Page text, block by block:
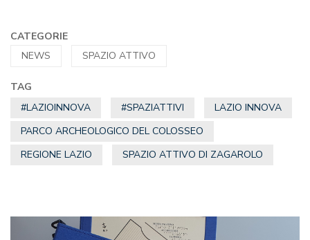
CATEGORIE
NEWS
SPAZIO ATTIVO
TAG
#LAZIOINNOVA
#SPAZIATTIVI
LAZIO INNOVA
PARCO ARCHEOLOGICO DEL COLOSSEO
REGIONE LAZIO
SPAZIO ATTIVO DI ZAGAROLO